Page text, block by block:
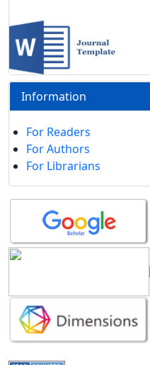
Information
For Readers
For Authors
For Librarians